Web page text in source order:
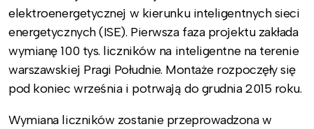
elektroenergetycznej w kierunku inteligentnych sieci
energetycznych (ISE). Pierwsza faza projektu zakłada
wymianę 100 tys. liczników na inteligentne na terenie
warszawskiej Pragi Południe. Montaże rozpoczęły się
pod koniec września i potrwają do grudnia 2015 roku.
Wymiana liczników zostanie przeprowadzona w